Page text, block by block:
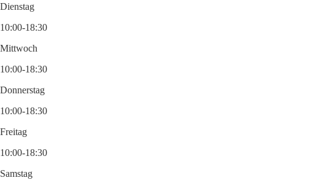
Dienstag
10:00-18:30
Mittwoch
10:00-18:30
Donnerstag
10:00-18:30
Freitag
10:00-18:30
Samstag